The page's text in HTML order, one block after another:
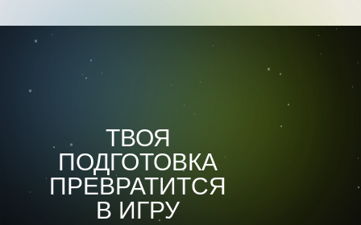
ТВОЯ
ПОДГОТОВКА
ПРЕВРАТИТСЯ
В ИГРУ